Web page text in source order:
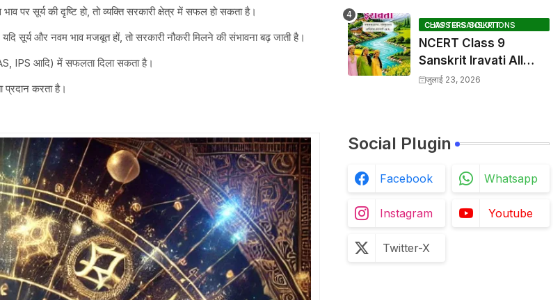
पर सूर्य की दृष्टि हो, तो व्यक्ति सरकारी क्षेत्र में सफल हो सकता है।
सूर्य और नवम भाव मजबूत हों, तो सरकारी नौकरी मिलने की संभावना बढ़ जाती है।
IPS आदि) में सफलता दिला सकता है।
करता है।
CLASS 9 SANSKRIT CHAPTERS SOLUTIONS
NCERT Class 9
Sanskrit Iravati All
Chapters, Hindi
जुलाई 23, 2026
Social Plugin
Facebook Whatsapp
Instagram Youtube
Twitter-X